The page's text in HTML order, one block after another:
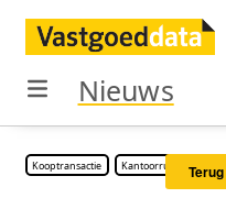
Nieuws
Kooptransactie KantoorruimteTerug